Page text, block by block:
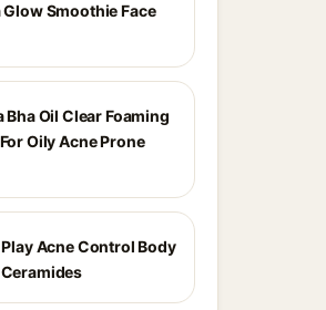
Smoothie Face
Bha Oil Clear Foaming
Oily Acne Prone
Acne Control Body